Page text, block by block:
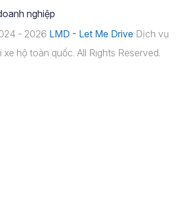
nghiệp
- 2026 LMD - Let Me Drive Dịch vụ
xe hộ toàn quốc. All Rights Reserved.